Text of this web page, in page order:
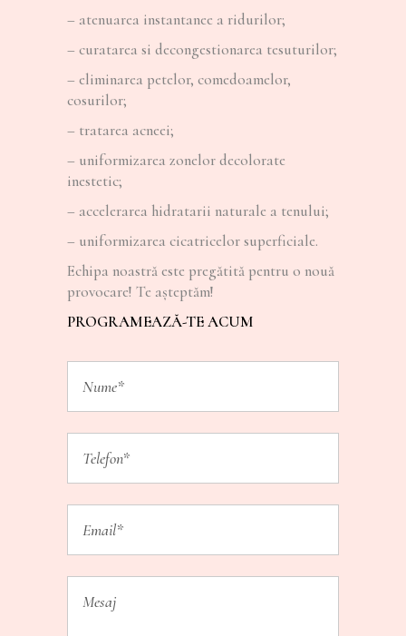
– atenuarea instantanee a ridurilor;
– curatarea si decongestionarea tesuturilor;
– eliminarea petelor, comedoamelor,
cosurilor;
– tratarea acneei;
– uniformizarea zonelor decolorate
inestetic;
– accelerarea hidratarii naturale a tenului;
– uniformizarea cicatricelor superficiale.
Echipa noastră este pregătită pentru o nouă
provocare! Te așteptăm!
PROGRAMEAZĂ-TE ACUM